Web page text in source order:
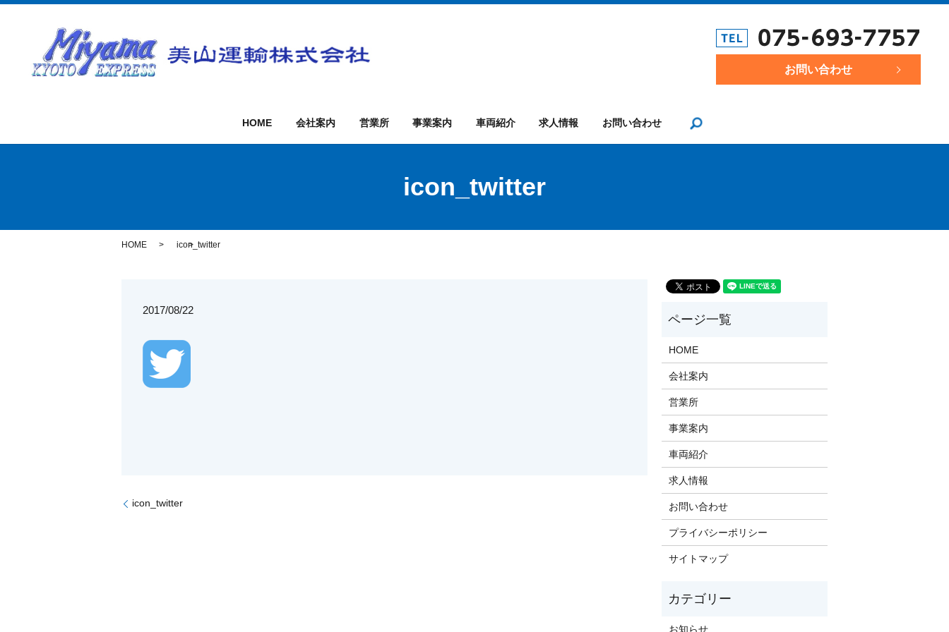
お問い合わせ
HOME 会社案内 営業所 事業案内 車両紹介 求人情報 お問い合わせ
icon_twitter
HOME icon_twitter
2017/08/22
icon_twitter
HOME
会社案内
営業所
事業案内
車両紹介
求人情報
お問い合わせ
プライバシーポリシー
サイトマップ
お知らせ